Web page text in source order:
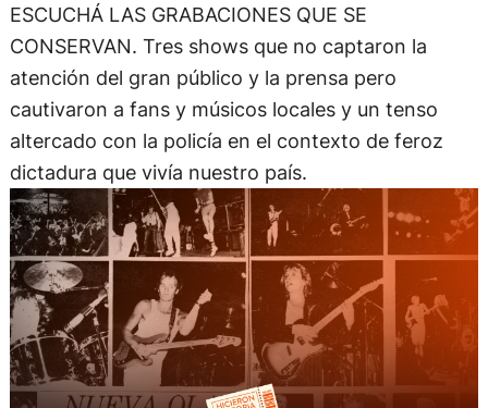
ESCUCHÁ LAS GRABACIONES QUE SE
CONSERVAN. Tres shows que no captaron la
atención del gran público y la prensa pero
cautivaron a fans y músicos locales y un tenso
altercado con la policía en el contexto de feroz
dictadura que vivía nuestro país.